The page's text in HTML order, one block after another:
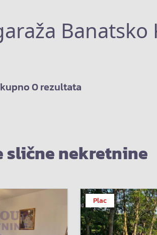
0 rezultata
slične nekretnine
Plac